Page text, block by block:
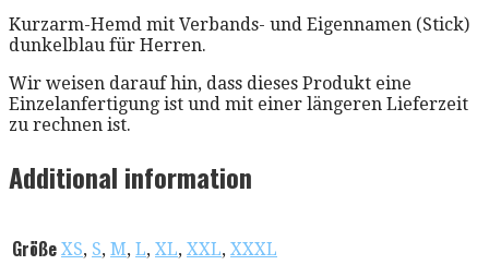
Kurzarm-Hemd mit Verbands- und Eigennamen (Stick)
dunkelblau für Herren.
Wir weisen darauf hin, dass dieses Produkt eine
Einzelanfertigung ist und mit einer längeren Lieferzeit
zu rechnen ist.
Additional information
Größe XS, S, M, L, XL, XXL, XXXL